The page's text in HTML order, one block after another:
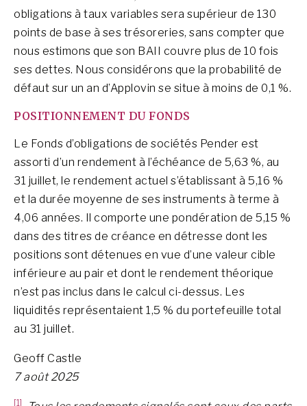
obligations à taux variables sera supérieur de 130
points de base à ses trésoreries, sans compter que
nous estimons que son BAII couvre plus de 10 fois
ses dettes. Nous considérons que la probabilité de
défaut sur un an d’Applovin se situe à moins de 0,1 %.
POSITIONNEMENT DU FONDS
Le Fonds d’obligations de sociétés Pender est
assorti d’un rendement à l’échéance de 5,63 %, au
31 juillet, le rendement actuel s’établissant à 5,16 %
et la durée moyenne de ses instruments à terme à
4,06 années. Il comporte une pondération de 5,15 %
dans des titres de créance en détresse dont les
positions sont détenues en vue d’une valeur cible
inférieure au pair et dont le rendement théorique
n’est pas inclus dans le calcul ci-dessus. Les
liquidités représentaient 1,5 % du portefeuille total
au 31 juillet.
Geoff Castle
7 août 2025
[1]